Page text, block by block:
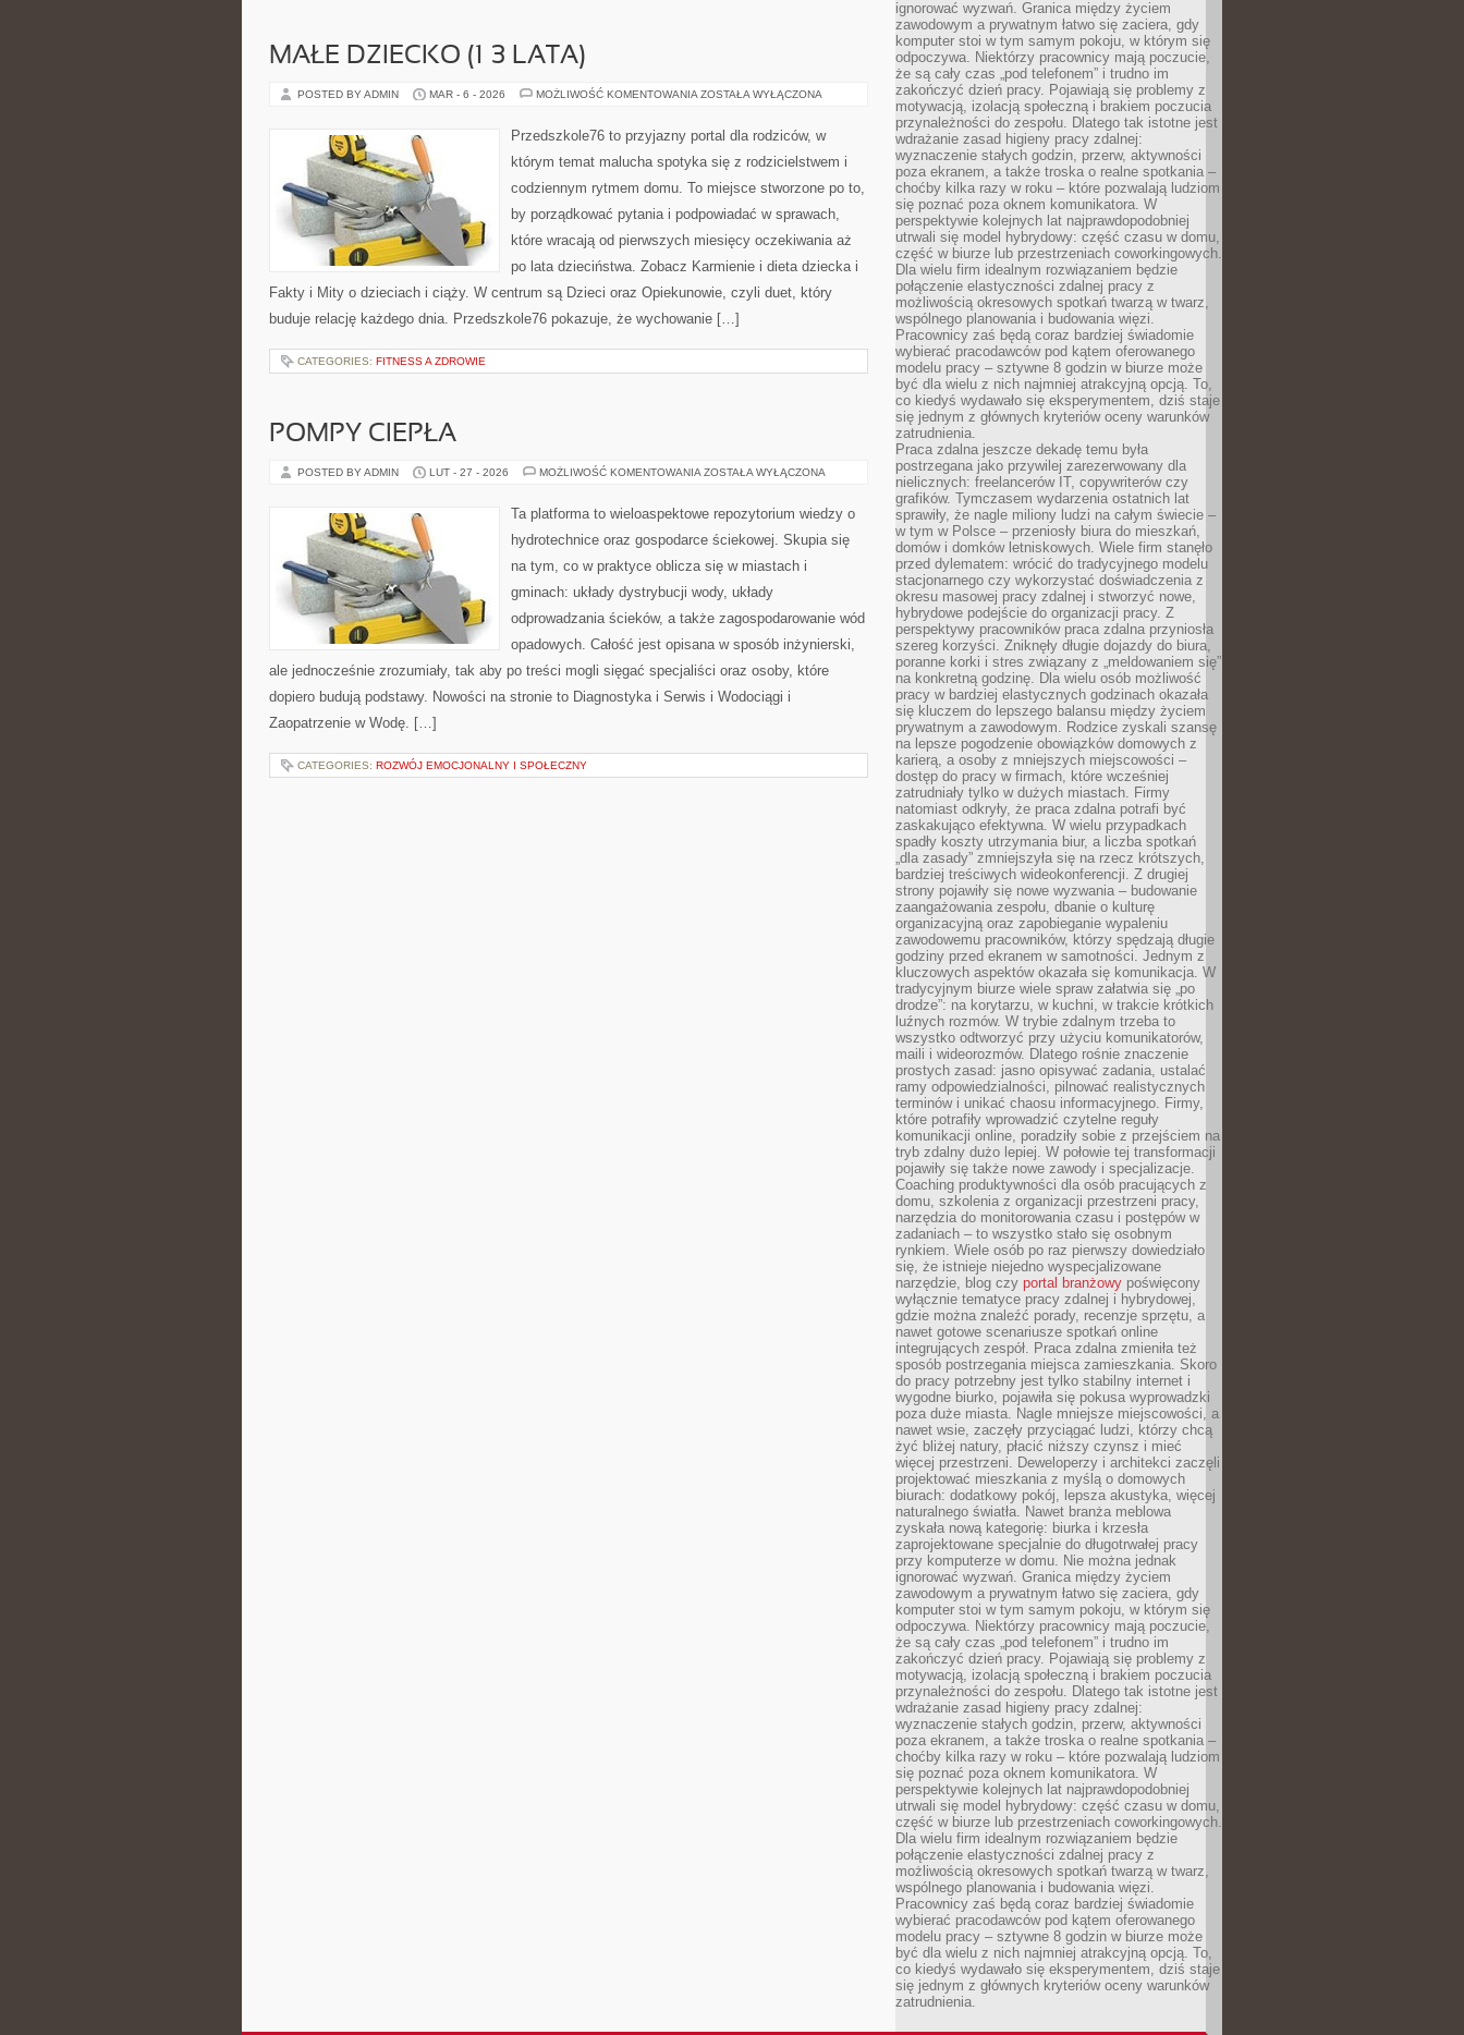
MAŁE DZIECKO (1–3 LATA)
POSTED BY ADMIN MAR - 6 - 2026 MOŻLIWOŚĆ KOMENTOWANIA MAŁE
LATA)
ZOSTAŁA WYŁĄCZONA
Przedszkole76 to przyjazny portal dla rodziców, w
którym temat malucha spotyka się z rodzicielstwem i
codziennym rytmem domu. To miejsce stworzone po to,
by porządkować pytania i podpowiadać w sprawach,
które wracają od pierwszych miesięcy oczekiwania aż
po lata dzieciństwa. Zobacz Karmienie i dieta dziecka i
Fakty i Mity o dzieciach i ciąży. W centrum są Dzieci oraz Opiekunowie, czyli duet, który
buduje relację każdego dnia. Przedszkole76 pokazuje, że wychowanie […]
CATEGORIES: FITNESS A ZDROWIE
POMPY CIEPŁA
POSTED BY ADMIN LUT - 27 - 2026 MOŻLIWOŚĆ KOMENTOWANIA POMPY
ZOSTAŁA WYŁĄCZONA
Ta platforma to wieloaspektowe repozytorium wiedzy o
hydrotechnice oraz gospodarce ściekowej. Skupia się
na tym, co w praktyce oblicza się w miastach i
gminach: układy dystrybucji wody, układy
odprowadzania ścieków, a także zagospodarowanie wód
opadowych. Całość jest opisana w sposób inżynierski,
ale jednocześnie zrozumiały, tak aby po treści mogli sięgać specjaliści oraz osoby, które
dopiero budują podstawy. Nowości na stronie to Diagnostyka i Serwis i Wodociągi i
Zaopatrzenie w Wodę. […]
CATEGORIES: ROZWÓJ EMOCJONALNY I SPOŁECZNY
ignorować wyzwań. Granica między życiem
zawodowym a prywatnym łatwo się zaciera, gdy
komputer stoi w tym samym pokoju, w którym się
odpoczywa. Niektórzy pracownicy mają poczucie,
że są cały czas „pod telefonem” i trudno im
zakończyć dzień pracy. Pojawiają się problemy z
motywacją, izolacją społeczną i brakiem poczucia
przynależności do zespołu. Dlatego tak istotne jest
wdrażanie zasad higieny pracy zdalnej:
wyznaczenie stałych godzin, przerw, aktywności
poza ekranem, a także troska o realne spotkania –
choćby kilka razy w roku – które pozwalają ludziom
się poznać poza oknem komunikatora. W
perspektywie kolejnych lat najprawdopodobniej
utrwali się model hybrydowy: część czasu w domu,
część w biurze lub przestrzeniach coworkingowych.
Dla wielu firm idealnym rozwiązaniem będzie
połączenie elastyczności zdalnej pracy z
możliwością okresowych spotkań twarzą w twarz,
wspólnego planowania i budowania więzi.
Pracownicy zaś będą coraz bardziej świadomie
wybierać pracodawców pod kątem oferowanego
modelu pracy – sztywne 8 godzin w biurze może
być dla wielu z nich najmniej atrakcyjną opcją. To,
co kiedyś wydawało się eksperymentem, dziś staje
się jednym z głównych kryteriów oceny warunków
zatrudnienia.
Praca zdalna jeszcze dekadę temu była
postrzegana jako przywilej zarezerwowany dla
nielicznych: freelancerów IT, copywriterów czy
grafików. Tymczasem wydarzenia ostatnich lat
sprawiły, że nagle miliony ludzi na całym świecie –
w tym w Polsce – przeniosły biura do mieszkań,
domów i domków letniskowych. Wiele firm stanęło
przed dylematem: wrócić do tradycyjnego modelu
stacjonarnego czy wykorzystać doświadczenia z
okresu masowej pracy zdalnej i stworzyć nowe,
hybrydowe podejście do organizacji pracy. Z
perspektywy pracowników praca zdalna przyniosła
szereg korzyści. Zniknęły długie dojazdy do biura,
poranne korki i stres związany z „meldowaniem się”
na konkretną godzinę. Dla wielu osób możliwość
pracy w bardziej elastycznych godzinach okazała
się kluczem do lepszego balansu między życiem
prywatnym a zawodowym. Rodzice zyskali szansę
na lepsze pogodzenie obowiązków domowych z
karierą, a osoby z mniejszych miejscowości –
dostęp do pracy w firmach, które wcześniej
zatrudniały tylko w dużych miastach. Firmy
natomiast odkryły, że praca zdalna potrafi być
zaskakująco efektywna. W wielu przypadkach
spadły koszty utrzymania biur, a liczba spotkań
„dla zasady” zmniejszyła się na rzecz krótszych,
bardziej treściwych wideokonferencji. Z drugiej
strony pojawiły się nowe wyzwania – budowanie
zaangażowania zespołu, dbanie o kulturę
organizacyjną oraz zapobieganie wypaleniu
zawodowemu pracowników, którzy spędzają długie
godziny przed ekranem w samotności. Jednym z
kluczowych aspektów okazała się komunikacja. W
tradycyjnym biurze wiele spraw załatwia się „po
drodze”: na korytarzu, w kuchni, w trakcie krótkich
luźnych rozmów. W trybie zdalnym trzeba to
wszystko odtworzyć przy użyciu komunikatorów,
maili i wideorozmów. Dlatego rośnie znaczenie
prostych zasad: jasno opisywać zadania, ustalać
ramy odpowiedzialności, pilnować realistycznych
terminów i unikać chaosu informacyjnego. Firmy,
które potrafiły wprowadzić czytelne reguły
komunikacji online, poradziły sobie z przejściem na
tryb zdalny dużo lepiej. W połowie tej transformacji
pojawiły się także nowe zawody i specjalizacje.
Coaching produktywności dla osób pracujących z
domu, szkolenia z organizacji przestrzeni pracy,
narzędzia do monitorowania czasu i postępów w
zadaniach – to wszystko stało się osobnym
rynkiem. Wiele osób po raz pierwszy dowiedziało
się, że istnieje niejedno wyspecjalizowane
narzędzie, blog czy portal branżowy poświęcony
wyłącznie tematyce pracy zdalnej i hybrydowej,
gdzie można znaleźć porady, recenzje sprzętu, a
nawet gotowe scenariusze spotkań online
integrujących zespół. Praca zdalna zmieniła też
sposób postrzegania miejsca zamieszkania. Skoro
do pracy potrzebny jest tylko stabilny internet i
wygodne biurko, pojawiła się pokusa wyprowadzki
poza duże miasta. Nagle mniejsze miejscowości, a
nawet wsie, zaczęły przyciągać ludzi, którzy chcą
żyć bliżej natury, płacić niższy czynsz i mieć
więcej przestrzeni. Deweloperzy i architekci zaczęli
projektować mieszkania z myślą o domowych
biurach: dodatkowy pokój, lepsza akustyka, więcej
naturalnego światła. Nawet branża meblowa
zyskała nową kategorię: biurka i krzesła
zaprojektowane specjalnie do długotrwałej pracy
przy komputerze w domu. Nie można jednak
ignorować wyzwań. Granica między życiem
zawodowym a prywatnym łatwo się zaciera, gdy
komputer stoi w tym samym pokoju, w którym się
odpoczywa. Niektórzy pracownicy mają poczucie,
że są cały czas „pod telefonem” i trudno im
zakończyć dzień pracy. Pojawiają się problemy z
motywacją, izolacją społeczną i brakiem poczucia
przynależności do zespołu. Dlatego tak istotne jest
wdrażanie zasad higieny pracy zdalnej:
wyznaczenie stałych godzin, przerw, aktywności
poza ekranem, a także troska o realne spotkania –
choćby kilka razy w roku – które pozwalają ludziom
się poznać poza oknem komunikatora. W
perspektywie kolejnych lat najprawdopodobniej
utrwali się model hybrydowy: część czasu w domu,
część w biurze lub przestrzeniach coworkingowych.
Dla wielu firm idealnym rozwiązaniem będzie
połączenie elastyczności zdalnej pracy z
możliwością okresowych spotkań twarzą w twarz,
wspólnego planowania i budowania więzi.
Pracownicy zaś będą coraz bardziej świadomie
wybierać pracodawców pod kątem oferowanego
modelu pracy – sztywne 8 godzin w biurze może
być dla wielu z nich najmniej atrakcyjną opcją. To,
co kiedyś wydawało się eksperymentem, dziś staje
się jednym z głównych kryteriów oceny warunków
zatrudnienia.